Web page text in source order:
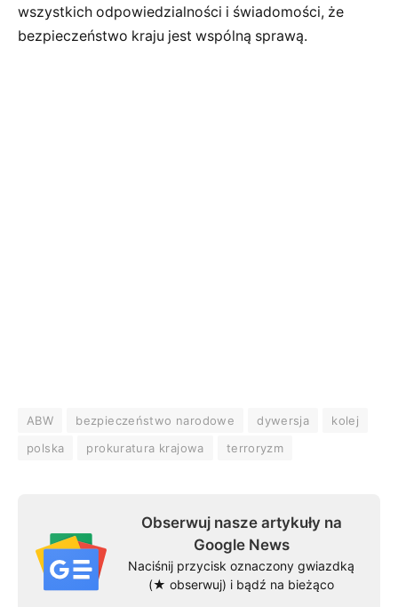
wszystkich odpowiedzialności i świadomości, że
bezpieczeństwo kraju jest wspólną sprawą.
ABW bezpieczeństwo narodowe dywersja
kolej
polska
prokuratura krajowa terroryzm
Obserwuj nasze artykuły na
Google News
Naciśnij przycisk oznaczony gwiazdką
(★ obserwuj) i bądź na bieżąco